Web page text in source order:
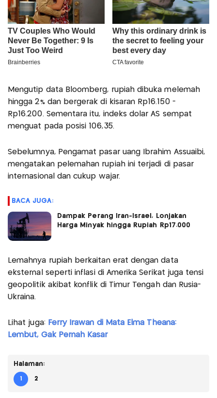
Mengutip data Bloomberg, rupiah dibuka melemah
hingga 2% dan bergerak di kisaran Rp16.150 -
Rp16.200. Sementara itu, indeks dolar AS sempat
menguat pada posisi 106,35.
Sebelumnya, Pengamat pasar uang Ibrahim Assuaibi,
mengatakan pelemahan rupiah ini terjadi di pasar
internasional dan cukup wajar.
BACA JUGA:
Dampak Perang Iran-Israel, Lonjakan
Harga Minyak hingga Rupiah Rp17.000
Lemahnya rupiah berkaitan erat dengan data
eksternal seperti inflasi di Amerika Serikat juga tensi
geopolitik akibat konflik di Timur Tengah dan Rusia-
Ukraina.
Lihat juga: Ferry Irawan di Mata Elma Theana:
Lembut, Gak Pernah Kasar
Halaman:
1 2